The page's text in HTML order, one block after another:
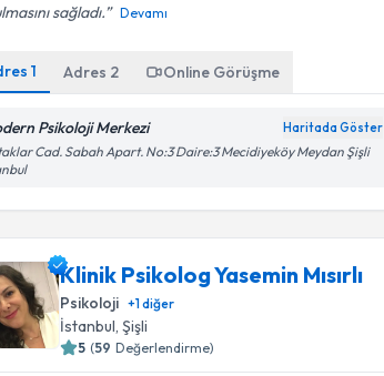
sağladı.
Devamı
1 Adres 2 Online Görüşme
Psikoloji Merkezi Haritada Göster
Cad. Sabah Apart. No:3 Daire:3 Mecidiyeköy Meydan Şişli
Klinik Psikolog Yasemin Mısırlı
Psikoloji +1diğer
İstanbul , Şişli
5 (59 Değerlendirme)